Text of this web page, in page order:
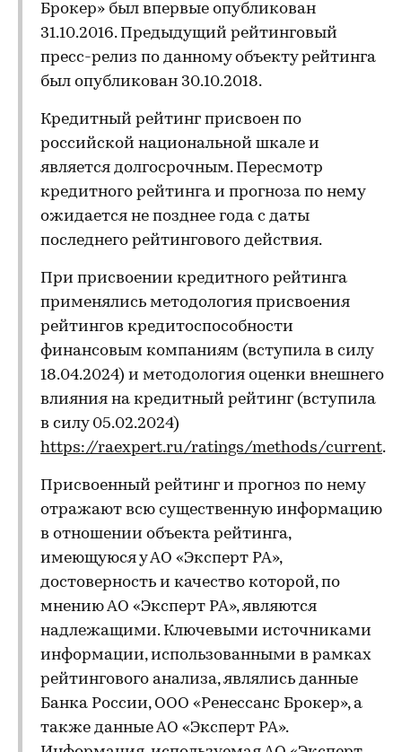
Брокер» был впервые опубликован
31.10.2016. Предыдущий рейтинговый
пресс-релиз по данному объекту рейтинга
был опубликован 30.10.2018.
Кредитный рейтинг присвоен по
российской национальной шкале и
является долгосрочным. Пересмотр
кредитного рейтинга и прогноза по нему
ожидается не позднее года с даты
последнего рейтингового действия.
При присвоении кредитного рейтинга
применялись методология присвоения
рейтингов кредитоспособности
финансовым компаниям (вступила в силу
18.04.2024) и методология оценки внешнего
влияния на кредитный рейтинг (вступила
в силу 05.02.2024)
https://raexpert.ru/ratings/methods/current.
Присвоенный рейтинг и прогноз по нему
отражают всю существенную информацию
в отношении объекта рейтинга,
имеющуюся у АО «Эксперт РА»,
достоверность и качество которой, по
мнению АО «Эксперт РА», являются
надлежащими. Ключевыми источниками
информации, использованными в рамках
рейтингового анализа, являлись данные
Банка России, ООО «Ренессанс Брокер», а
также данные АО «Эксперт РА».